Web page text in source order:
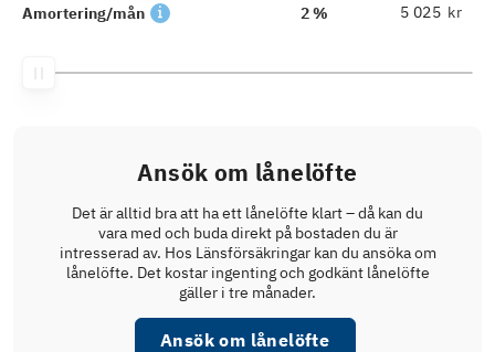
Amortering/mån 2 % kr
Ansök om lånelöfte
Det är alltid bra att ha ett lånelöfte klart – då kan du
vara med och buda direkt på bostaden du är
intresserad av. Hos Länsförsäkringar kan du ansöka om
lånelöfte. Det kostar ingenting och godkänt lånelöfte
gäller i tre månader.
Ansök om lånelöfte